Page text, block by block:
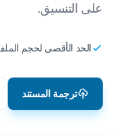
على التنسيق.
الحد الأقصى لحجم الملف 1
ترجمة المستند